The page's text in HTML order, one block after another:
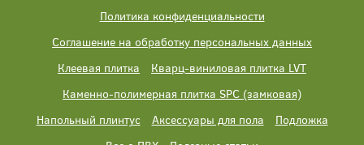
Политика конфиденциальности
Соглашение на обработку персональных данных
Клеевая плитка
Кварц-виниловая плитка LVT
Каменно-полимерная плитка SPC (замковая)
Напольный плинтус
Аксессуары для пола
Подложка